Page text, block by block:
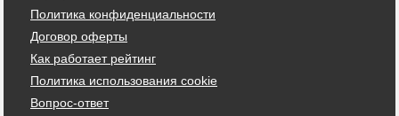
Политика конфиденциальности
Договор оферты
Как работает рейтинг
Политика использования cookie
Вопрос-ответ